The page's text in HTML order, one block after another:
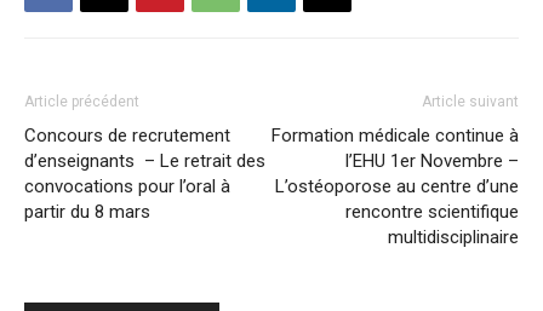
Article précédent
Concours de recrutement
d’enseignants – Le retrait des
convocations pour l’oral à
partir du 8 mars
Article suivant
Formation médicale continue à
l’EHU 1er Novembre –
L’ostéoporose au centre d’une
rencontre scientifique
multidisciplinaire